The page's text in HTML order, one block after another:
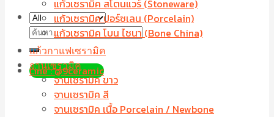
ค้นหา:
Line : @9ceramic
แก้วเซรามิค สโตนแวร์ (Stoneware)
แก้วเซรามิค ปอร์ซเลน (Porcelain)
แก้วเซรามิค โบน ไชนา (Bone China)
แก้วกาแฟเซรามิค
จานเซรามิค
จานเซรามิค ขาว
จานเซรามิค สี
จานเซรามิค เนื้อ Porcelain / Newbone